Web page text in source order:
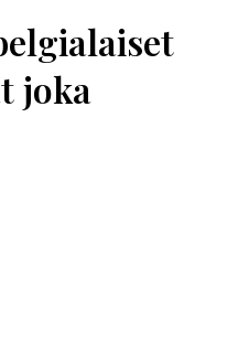
joka